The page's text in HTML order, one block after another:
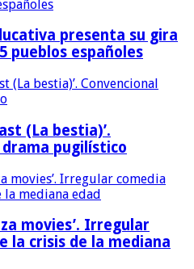
presenta su gira
pueblos españoles
(La bestia)’.
drama pugilístico
movies’. Irregular
la crisis de la mediana